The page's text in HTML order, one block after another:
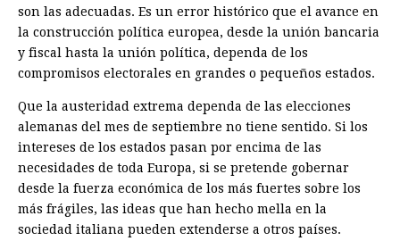
son las adecuadas. Es un error histórico que el avance en
la construcción política europea, desde la unión bancaria
y fiscal hasta la unión política, dependa de los
compromisos electorales en grandes o pequeños estados.
Que la austeridad extrema dependa de las elecciones
alemanas del mes de septiembre no tiene sentido. Si los
intereses de los estados pasan por encima de las
necesidades de toda Europa, si se pretende gobernar
desde la fuerza económica de los más fuertes sobre los
más frágiles, las ideas que han hecho mella en la
sociedad italiana pueden extenderse a otros países.